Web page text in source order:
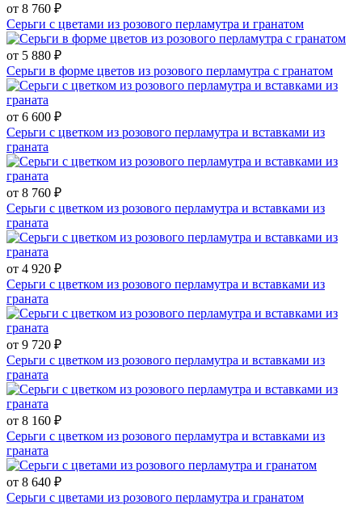
от 8 760 ₽
Серьги с цветами из розового перламутра и гранатом
от 5 880 ₽
Серьги в форме цветов из розового перламутра с гранатом
от 6 600 ₽
Серьги с цветком из розового перламутра и вставками из
граната
от 8 760 ₽
Серьги с цветком из розового перламутра и вставками из
граната
от 4 920 ₽
Серьги с цветком из розового перламутра и вставками из
граната
от 9 720 ₽
Серьги с цветком из розового перламутра и вставками из
граната
от 8 160 ₽
Серьги с цветком из розового перламутра и вставками из
граната
от 8 640 ₽
Серьги с цветами из розового перламутра и гранатом